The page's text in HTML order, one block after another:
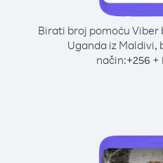
Birati broj pomoću Viber
Uganda iz Maldivi,
način:+256 +